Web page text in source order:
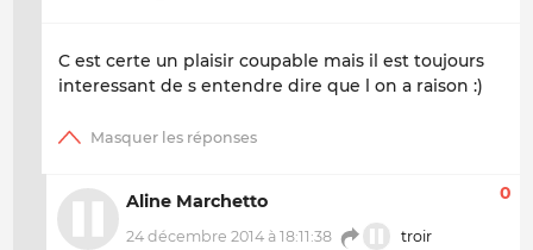
C est certe un plaisir coupable mais il est toujours
interessant de s entendre dire que l on a raison :)
Aline Marchetto
24 décembre 2014 à 18:11:38 troir
0